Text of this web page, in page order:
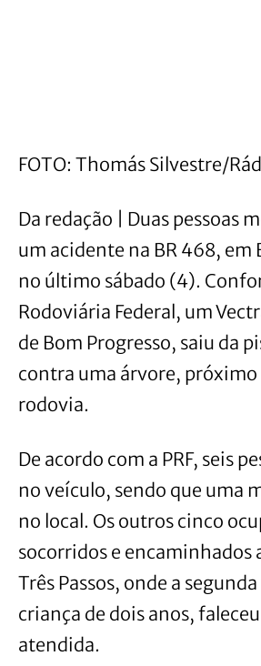
FOTO: Thomás Silvestre/
Da redação | Duas pessoas
um acidente na BR 468, em
no último sábado (4).
Rodoviária Federal, um
de Bom Progresso, saiu da
contra uma árvore, próximo
rodovia.
De acordo com a PRF, seis
no veículo, sendo que uma
no local. Os outros cinco
socorridos e encaminhados
Três Passos, onde a
criança de dois anos,
atendida.